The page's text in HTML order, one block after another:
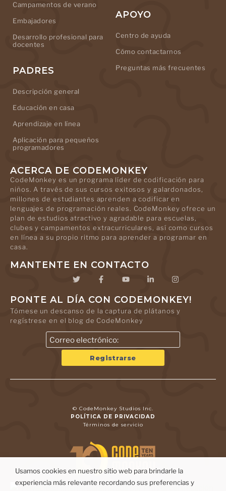
Campamentos de verano
Embajadores
Desarrollo profesional para
docentes
PADRES
Descripción general
Educación en casa
Aprendizaje en línea
Aplicación para pequeños
programadores
APOYO
Centro de ayuda
Cómo contactarnos
Preguntas más frecuentes
ACERCA DE CODEMONKEY
CodeMonkey es un programa líder de codificación para
niños. A través de sus cursos exitosos y galardonados,
millones de estudiantes aprenden a codificar en
lenguajes de programación reales. CodeMonkey ofrece un
plan de estudios atractivo y agradable para escuelas,
clubes y campamentos extracurriculares, así como cursos
en línea a su propio ritmo para aprender a programar en
casa.
MANTENTE EN CONTACTO
PONTE AL DÍA CON CODEMONKEY!
Tómese un descanso de la captura de plátanos y
regístrese en el blog de CodeMonkey
© CodeMonkey Studios Inc.
POLÍTICA DE PRIVACIDAD
Términos de servicio
Usamos cookies en nuestro sitio web para brindarle la
experiencia más relevante recordando sus preferencias y